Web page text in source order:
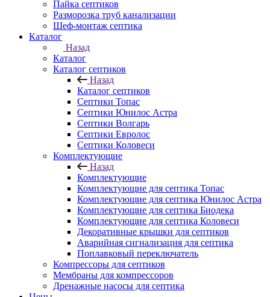
Пайка септиков
Разморозка труб канализации
Шеф-монтаж септика
Каталог
Назад
Каталог
Каталог септиков
Назад
Каталог септиков
Септики Топас
Септики Юнилос Астра
Септики Волгарь
Септики Евролос
Септики Коловеси
Комплектующие
Назад
Комплектующие
Комплектующие для септика Топас
Комплектующие для септика Юнилос Астра
Комплектующие для септика Биодека
Комплектующие для септика Коловеси
Декоративные крышки для септиков
Аварийная сигнализация для септика
Поплавковый переключатель
Компрессоры для септиков
Мембраны для компрессоров
Дренажные насосы для септика